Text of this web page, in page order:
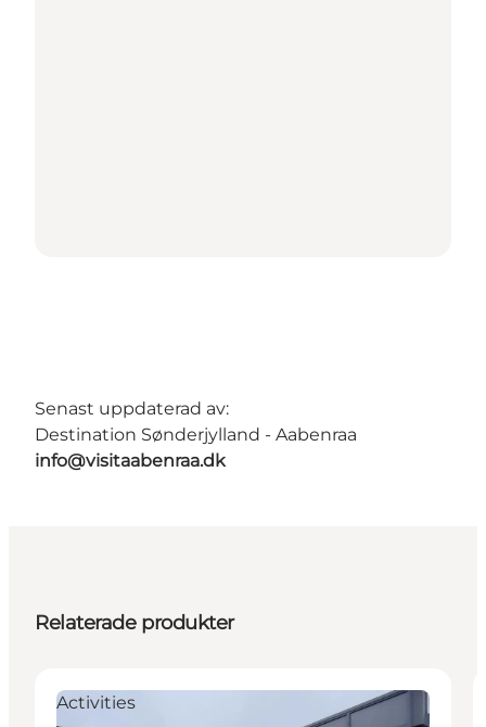
Senast uppdaterad av:
Destination Sønderjylland - Aabenraa
info@visitaabenraa.dk
Relaterade produkter
Activities